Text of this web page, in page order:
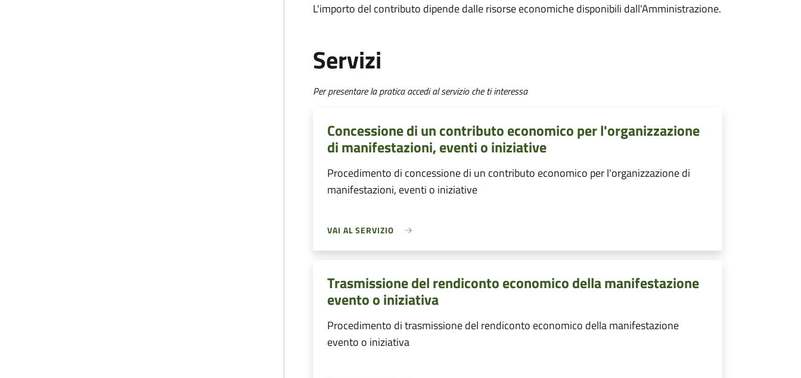
L'importo del contributo dipende dalle risorse economiche disponibili dall'Amministrazione.
Servizi
Per presentare la pratica accedi al servizio che ti interessa
Concessione di un contributo economico per l'organizzazione
di manifestazioni, eventi o iniziative
Procedimento di concessione di un contributo economico per l'organizzazione di
manifestazioni, eventi o iniziative
VAI AL SERVIZIO
Trasmissione del rendiconto economico della manifestazione
evento o iniziativa
Procedimento di trasmissione del rendiconto economico della manifestazione
evento o iniziativa